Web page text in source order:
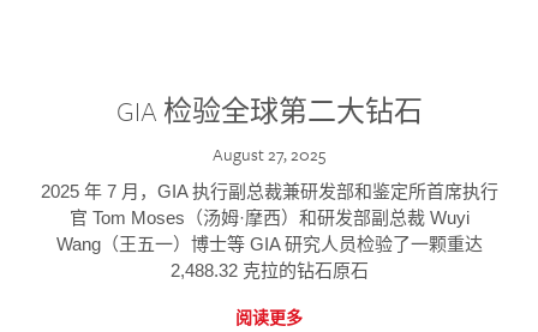
GIA 检验全球第二大钻石
August 27, 2025
2025 年 7 月，GIA 执行副总裁兼研发部和鉴定所首席执行
官 Tom Moses（汤姆·摩西）和研发部副总裁 Wuyi
Wang（王五一）博士等 GIA 研究人员检验了一颗重达
2,488.32 克拉的钻石原石
阅读更多